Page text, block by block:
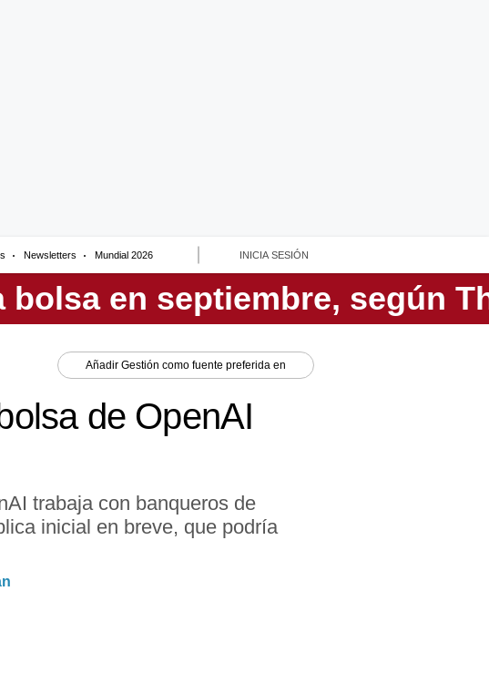
Newsletters Mundial 2026 INICIA SESIÓN
Añadir Gestión como fuente preferida en
de OpenAI
trabaja con banqueros de
inicial en breve, que podría